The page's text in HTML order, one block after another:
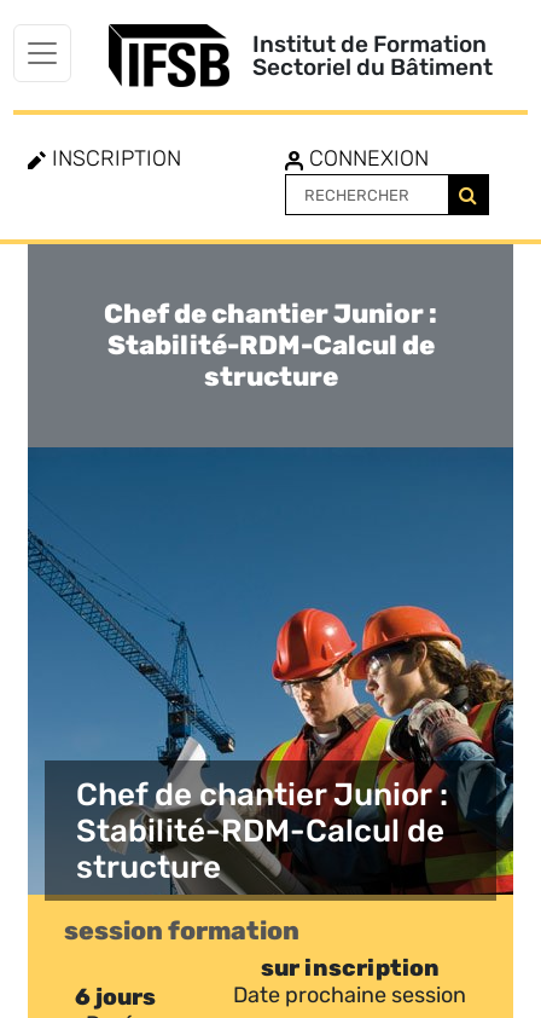
Institut de Formation
Sectoriel du Bâtiment
INSCRIPTION CONNEXION
Toggle
navigation
Chef de chantier Junior :
Stabilité-RDM-Calcul de
structure
Chef de chantier Junior :
Stabilité-RDM-Calcul de
structure
session formation
6 jours
sur inscription
Date prochaine session